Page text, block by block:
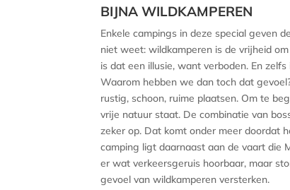
BIJNA WILDKAMPEREN
Enkele campings in deze special geven
niet weet: wildkamperen is de vrijheid
is dat een illusie, want verboden. En
Waarom hebben we dan toch dat
rustig, schoon, ruime plaatsen. Om te
vrije natuur staat. De combinatie van
zeker op. Dat komt onder meer doordat
camping ligt daarnaast aan de vaart die
er wat verkeersgeruis hoorbaar, maar
gevoel van wildkamperen versterken.